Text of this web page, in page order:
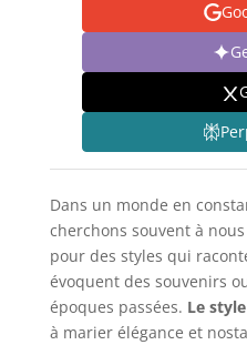
Dans un monde en
cherchons souvent à
pour des styles qui
évoquent des souvenirs
époques passées. Le
à marier élégance et